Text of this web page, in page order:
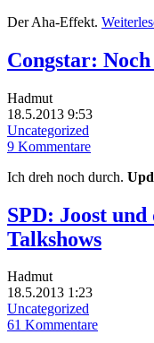
Der Aha-Effekt.
Congstar:
Hadmut
18.5.2013 9:53
Uncategorized
9 Kommentare
Ich dreh noch durch.
SPD: Joost
Talkshows
Hadmut
18.5.2013 1:23
Uncategorized
61 Kommentare